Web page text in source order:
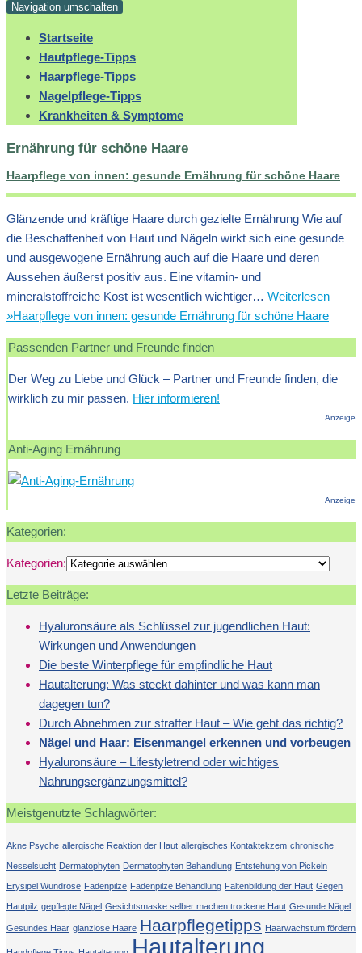
Navigation umschalten
Startseite
Hautpflege-Tipps
Haarpflege-Tipps
Nagelpflege-Tipps
Krankheiten & Symptome
Ernährung für schöne Haare
Haarpflege von innen: gesunde Ernährung für schöne Haare
Glänzende und kräftige Haare durch gezielte Ernährung Wie auf
die Beschaffenheit von Haut und Nägeln wirkt sich eine gesunde
und ausgewogene Ernährung auch auf die Haare und deren
Aussehen äußerst positiv aus. Eine vitamin- und
mineralstoffreiche Kost ist wesentlich wichtiger… Weiterlesen
»Haarpflege von innen: gesunde Ernährung für schöne Haare
Passenden Partner und Freunde finden
Der Weg zu Liebe und Glück – Partner und Freunde finden, die
wirklich zu mir passen. Hier informieren!
Anzeige
Anti-Aging Ernährung
Anzeige
Kategorien:
Kategorien:
Letzte Beiträge:
Hyaluronsäure als Schlüssel zur jugendlichen Haut:
Wirkungen und Anwendungen
Die beste Winterpflege für empfindliche Haut
Hautalterung: Was steckt dahinter und was kann man
dagegen tun?
Durch Abnehmen zur straffer Haut – Wie geht das richtig?
Nägel und Haar: Eisenmangel erkennen und vorbeugen
Hyaluronsäure – Lifestyletrend oder wichtiges
Nahrungsergänzungsmittel?
Meistgenutzte Schlagwörter:
Akne Psyche allergische Reaktion der Haut allergisches Kontaktekzem chronische
Nesselsucht Dermatophyten Dermatophyten Behandlung Entstehung von Pickeln
Erysipel Wundrose Fadenpilze Fadenpilze Behandlung Faltenbildung der Haut Gegen
Hautpilz gepflegte Nägel Gesichtsmaske selber machen trockene Haut Gesunde Nägel
Gesundes Haar glanzlose Haare Haarpflegetipps Haarwachstum fördern
Hautalterung